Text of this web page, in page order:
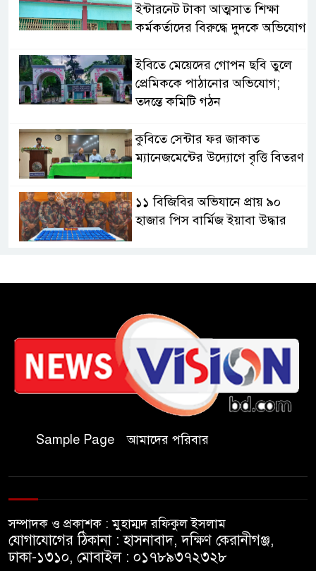
ইন্টারনেট টাকা আত্মসাত শিক্ষা
কর্মকর্তাদের বিরুদ্ধে দুদকে অভিযোগ
ইবিতে মেয়েদের গোপন ছবি তুলে
প্রেমিককে পাঠানোর অভিযোগ;
তদন্তে কমিটি গঠন
কুবিতে সেন্টার ফর জাকাত
ম্যানেজমেন্টের উদ্যোগে বৃত্তি বিতরণ
১১ বিজিবির অভিযানে প্রায় ৯০
হাজার পিস বার্মিজ ইয়াবা উদ্ধার
প্রাথমিক বিদ্যালয়ের ম্যানেজিং
জুলাই আন্দোলন হয়েছিল
ফ্যাসিবাদী সমাজব্যবস্থার
মূলোৎপাটনের লক্ষ্যে; ইবিসাস
যথাযথ মর্যাদায় ‘জুলাই দিবস’
জুলাই গণঅভ্যুত্থান দিবসে কুবি
ছাত্রদলের পরিচ্ছন্নতা ও বৃক্ষরোপণ
কর্মসূচি
Sample Page আমাদের পরিবার
সম্পাদক ও প্রকাশক : মুহাম্মদ রফিকুল ইসলাম
যোগাযোগের ঠিকানা : হাসনাবাদ, দক্ষিণ কেরানীগঞ্জ,
ঢাকা-১৩১০, মোবাইল : ০১৭৮৯৩৭২৩২৮